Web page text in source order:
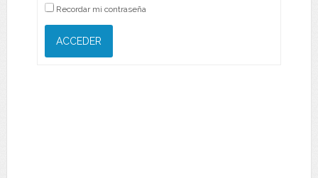
Recordar mi contraseña
ACCEDER